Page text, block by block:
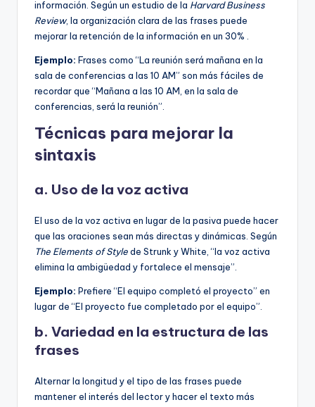
información. Según un estudio de la Harvard Business
Review, la organización clara de las frases puede
mejorar la retención de la información en un 30% .
Ejemplo: Frases como “La reunión será mañana en la
sala de conferencias a las 10 AM” son más fáciles de
recordar que “Mañana a las 10 AM, en la sala de
conferencias, será la reunión”.
Técnicas para mejorar la
sintaxis
a. Uso de la voz activa
El uso de la voz activa en lugar de la pasiva puede hacer
que las oraciones sean más directas y dinámicas. Según
The Elements of Stylede Strunk y White, “la voz activa
elimina la ambigüedad y fortalece el mensaje”.
Ejemplo: Prefiere “El equipo completó el proyecto” en
lugar de “El proyecto fue completado por el equipo”.
b. Variedad en la estructura de las
frases
Alternar la longitud y el tipo de las frases puede
mantener el interés del lector y hacer el texto más